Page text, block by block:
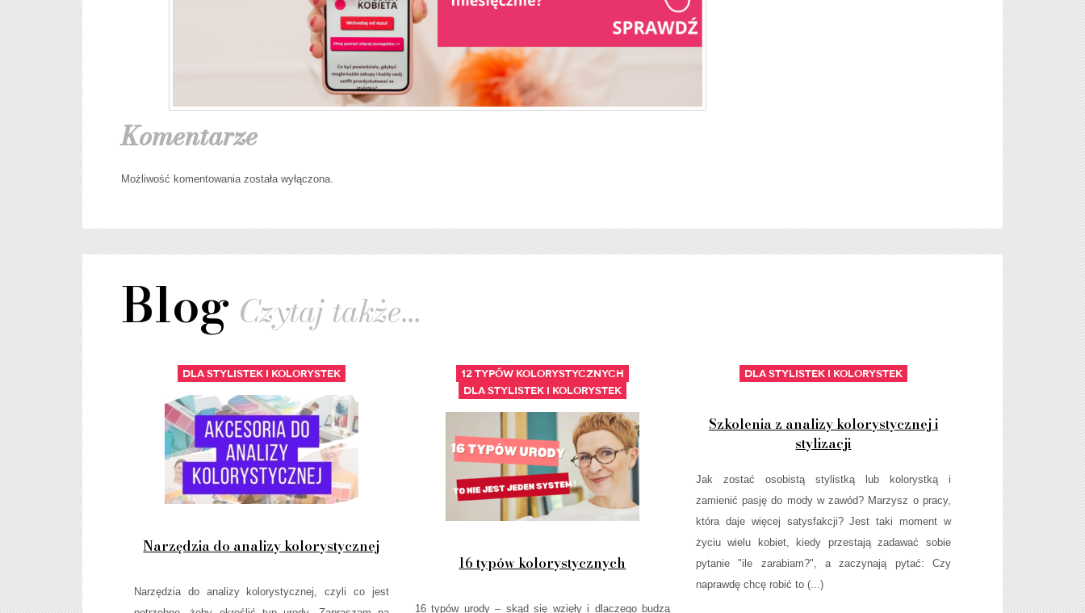
Komentarze
Możliwość komentowania została wyłączona.
Blog Czytaj także...
Dla stylistek i kolorystek
Narzędzia do analizy kolorystycznej
Narzędzia do analizy kolorystycznej, czyli co jest
12 typów kolorystycznych
Dla stylistek i kolorystek
16 typów kolorystycznych
16 typów urody – skąd się wzięły i dlaczego budzą
Dla stylistek i kolorystek
Szkolenia z analizy kolorystycznej i
stylizacji
Jak zostać osobistą stylistką lub kolorystką i
zamienić pasję do mody w zawód? Marzysz o pracy,
która daje więcej satysfakcji? Jest taki moment w
życiu wielu kobiet, kiedy przestają zadawać sobie
pytanie "ile zarabiam?", a zaczynają pytać: Czy
naprawdę chcę robić to (...)